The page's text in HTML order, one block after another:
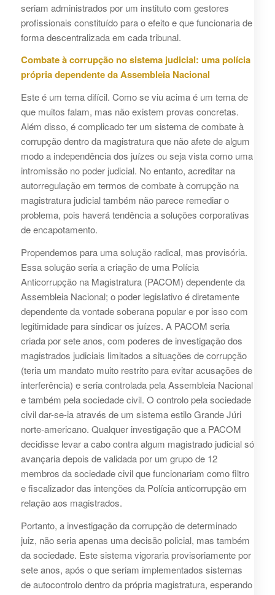
seriam administrados por um instituto com gestores
profissionais constituído para o efeito e que funcionaria de
forma descentralizada em cada tribunal.
Combate à corrupção no sistema judicial: uma polícia
própria dependente da Assembleia Nacional
Este é um tema difícil. Como se viu acima é um tema de
que muitos falam, mas não existem provas concretas.
Além disso, é complicado ter um sistema de combate à
corrupção dentro da magistratura que não afete de algum
modo a independência dos juízes ou seja vista como uma
intromissão no poder judicial. No entanto, acreditar na
autorregulação em termos de combate à corrupção na
magistratura judicial também não parece remediar o
problema, pois haverá tendência a soluções corporativas
de encapotamento.
Propendemos para uma solução radical, mas provisória.
Essa solução seria a criação de uma Polícia
Anticorrupção na Magistratura (PACOM) dependente da
Assembleia Nacional; o poder legislativo é diretamente
dependente da vontade soberana popular e por isso com
legitimidade para sindicar os juízes. A PACOM seria
criada por sete anos, com poderes de investigação dos
magistrados judiciais limitados a situações de corrupção
(teria um mandato muito restrito para evitar acusações de
interferência) e seria controlada pela Assembleia Nacional
e também pela sociedade civil. O controlo pela sociedade
civil dar-se-ia através de um sistema estilo Grande Júri
norte-americano. Qualquer investigação que a PACOM
decidisse levar a cabo contra algum magistrado judicial só
avançaria depois de validada por um grupo de 12
membros da sociedade civil que funcionariam como filtro
e fiscalizador das intenções da Polícia anticorrupção em
relação aos magistrados.
Portanto, a investigação da corrupção de determinado
juiz, não seria apenas uma decisão policial, mas também
da sociedade. Este sistema vigoraria provisoriamente por
sete anos, após o que seriam implementados sistemas
de autocontrolo dentro da própria magistratura, esperando